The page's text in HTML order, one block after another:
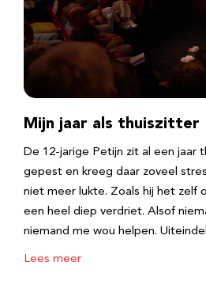
Mijn jaar als thuiszitter
De 12-jarige Petijn zit al een jaar
gepest en kreeg daar zoveel
niet meer lukte. Zoals hij het zelf
een heel diep verdriet. Alsof
niemand me wou helpen.
Lees meer